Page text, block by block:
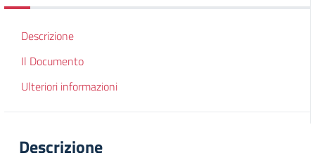
Descrizione
Il Documento
Ulteriori informazioni
Descrizione